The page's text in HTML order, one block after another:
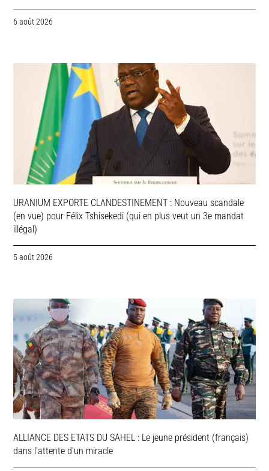
6 août 2026
URANIUM EXPORTE CLANDESTINEMENT : Nouveau scandale
(en vue) pour Félix Tshisekedi (qui en plus veut un 3e mandat
illégal)
5 août 2026
ALLIANCE DES ETATS DU SAHEL : Le jeune président (français)
dans l’attente d’un miracle